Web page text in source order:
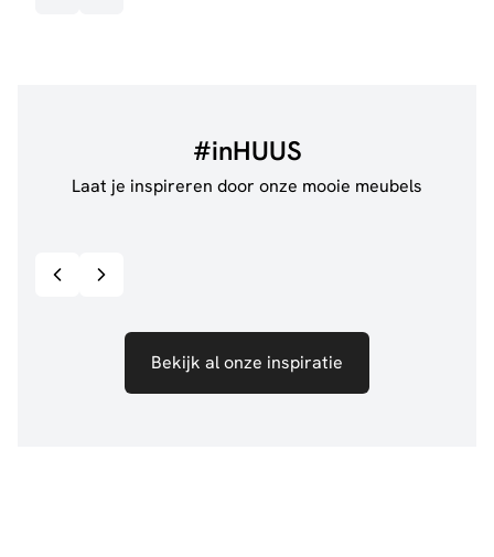
#inHUUS
Laat je inspireren door onze mooie meubels
Bekijk al onze inspiratie